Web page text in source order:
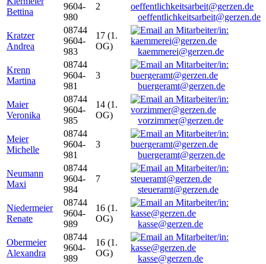
Bettina
9604-
980
2
oeffentlichkeitsarbeit@gerzen.de
Kratzer
Andrea
08744
9604-
983
17 (1.
OG)
kaemmerei@gerzen.de
Krenn
Martina
08744
9604-
981
3
buergeramt@gerzen.de
Maier
Veronika
08744
9604-
985
14 (1.
OG)
vorzimmer@gerzen.de
Meier
Michelle
08744
9604-
981
3
buergeramt@gerzen.de
Neumann
Maxi
08744
9604-
984
7
steueramt@gerzen.de
Niedermeier
Renate
08744
9604-
989
16 (1.
OG)
kasse@gerzen.de
Obermeier
Alexandra
08744
9604-
989
16 (1.
OG)
kasse@gerzen.de